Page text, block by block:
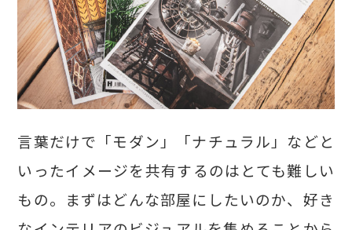
言葉だけで「モダン」「ナチュラル」などと
いったイメージを共有するのはとても難しい
もの。まずはどんな部屋にしたいのか、好き